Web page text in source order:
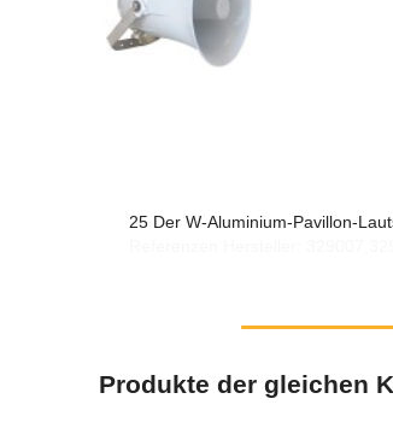
25 Der W-Aluminium-Pavillon-
Produkte der gleichen